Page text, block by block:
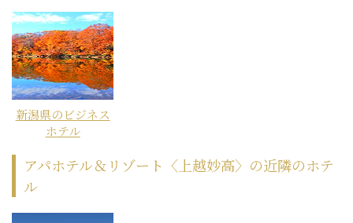
新潟県のビジネス
ホテル
アパホテル＆リゾート〈上越妙高〉の近隣のホテ
ル